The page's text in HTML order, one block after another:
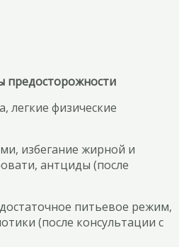
физические
избегание жирной и
антциды (после
питьевое режим,
(после консультации с